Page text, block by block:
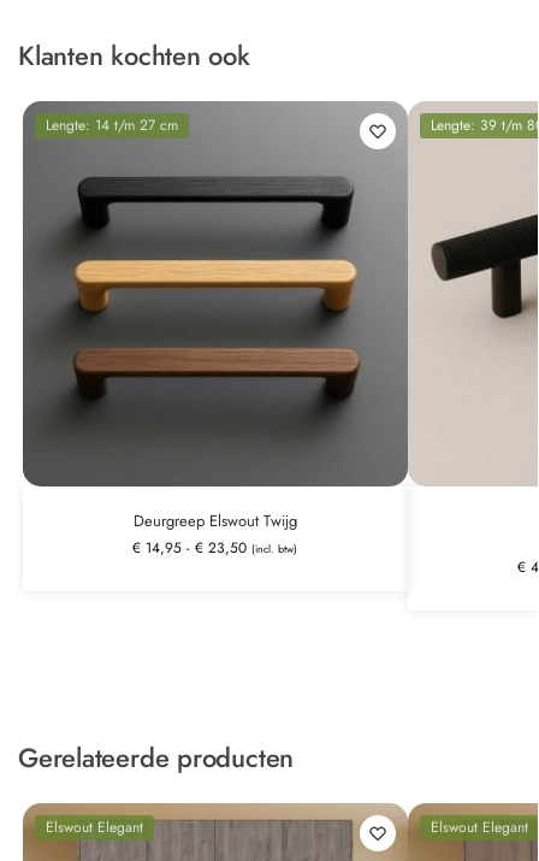
Klanten kochten ook
Lengte: 14 t/m 27 cm
Deurgreep Elswout Twijg
€ 14,95 - € 23,50 (incl. btw)
Lengte: 39 t/m
€
Gerelateerde producten
Elswout Elegant Elswout Elegant